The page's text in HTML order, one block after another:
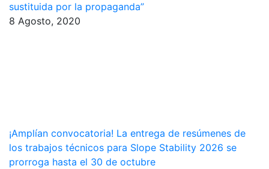
sustituida por la propaganda”
8 Agosto, 2020
¡Amplían convocatoria! La entrega de resúmenes de
los trabajos técnicos para Slope Stability 2026 se
prorroga hasta el 30 de octubre